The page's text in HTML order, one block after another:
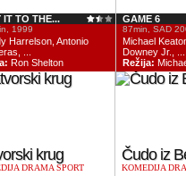
IT TO THE...
1999
Harrelson, Antonio
...
Ron Shelton
GAME 6
87min, SAD
Michael
Downey Jr., ...
Režija:
krug
DRAMA SPORT
Čudo iz
KOMEDIJA